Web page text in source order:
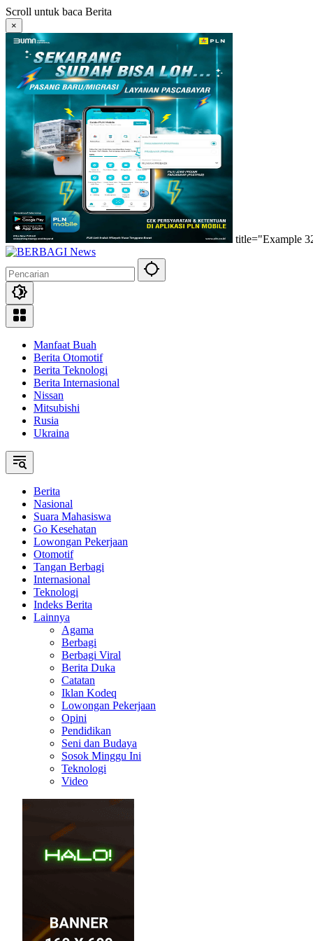
Langsung
ke
konten
Scroll untuk baca Berita
×
title="Example
Manfaat Buah
Berita Otomotif
Berita Teknologi
Berita Internasional
Nissan
Mitsubishi
Rusia
Ukraina
Berita
Nasional
Suara Mahasiswa
Go Kesehatan
Lowongan Pekerjaan
Otomotif
Tangan Berbagi
Internasional
Teknologi
Indeks Berita
Lainnya
Agama
Berbagi
Berbagi Viral
Berita Duka
Catatan
Iklan Kodeq
Lowongan Pekerjaan
Opini
Pendidikan
Seni dan Budaya
Sosok Minggu Ini
Teknologi
Video